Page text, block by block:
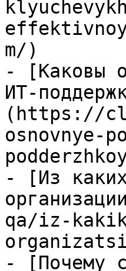
m/)
- [Каковы
ИТ-
(https://
osnovnye-
- [Из каких
qa/iz-
- [Почему